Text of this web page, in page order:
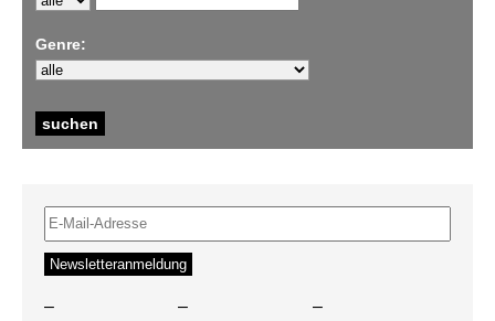
Genre:
– – –